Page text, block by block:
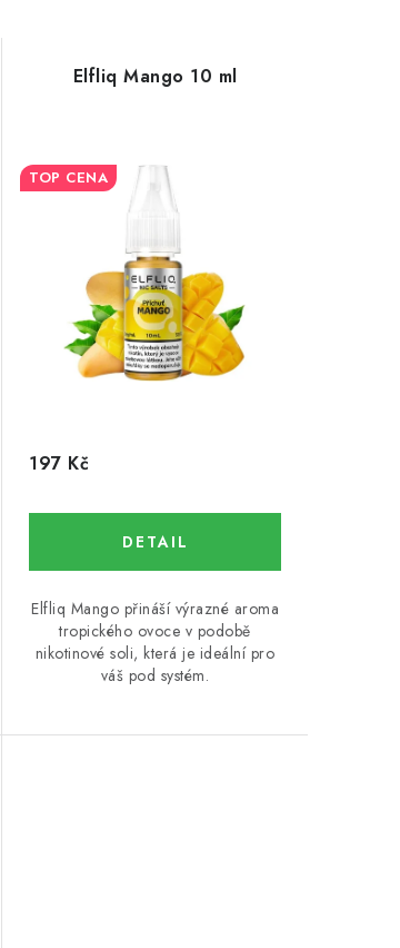
Elfliq Mango 10 ml
TOP CENA
197 Kč
Elfliq Mango přináší výrazné aroma
tropického ovoce v podobě
nikotinové soli, která je ideální pro
váš pod systém.